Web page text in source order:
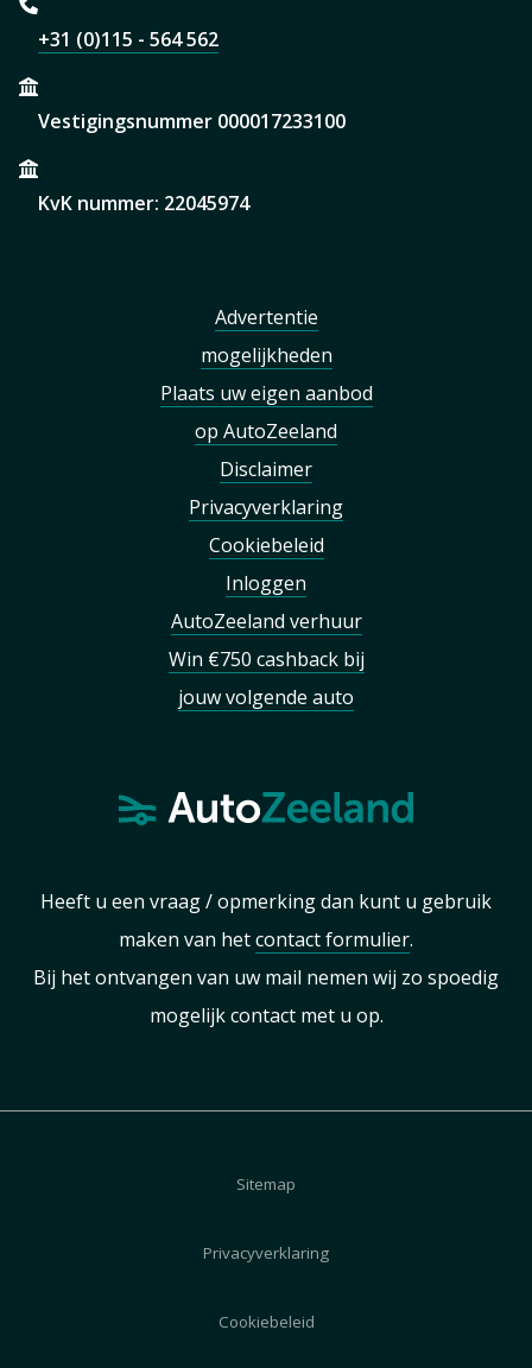
+31 (0)115 - 564 562
Vestigingsnummer 000017233100
KvK nummer: 22045974
Advertentie
mogelijkheden
Plaats uw eigen aanbod
op AutoZeeland
Disclaimer
Privacyverklaring
Cookiebeleid
Inloggen
AutoZeeland verhuur
Win €750 cashback bij
jouw volgende auto
Heeft u een vraag / opmerking dan kunt u gebruik
maken van hetcontact formulier.
Bij het ontvangen van uw mail nemen wij zo spoedig
mogelijk contact met u op.
Sitemap
Privacyverklaring
Cookiebeleid